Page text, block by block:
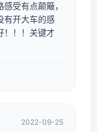
受有点颠簸，
有开大车的感
！！！关键才
2022-09-25